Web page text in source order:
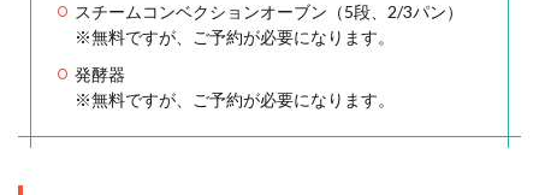
スチームコンベクションオーブン（5段、2/3パン）
※無料ですが、ご予約が必要になります。
発酵器
※無料ですが、ご予約が必要になります。